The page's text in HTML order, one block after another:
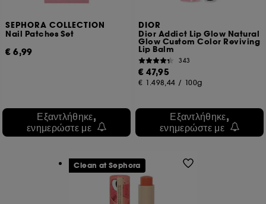
SEPHORA COLLECTION
Nail Patches Set
€ 6,99
Εξαντλήθηκε,
ενημερώστε με
DIOR
Dior Addict Lip Glow Natural
Glow Custom Color Reviving
Lip Balm
343
€ 47,95
€ 1.498,44 / 100g
Εξαντλήθηκε,
ενημερώστε με
Clean at Sephora
κοινωνικών δικτύων, με βάση τις σελίδες που έχετε δει,
το ιστορικό περιήγησής σας και το ιστορικό
Στατιστικά cookies μέτρησης κοινού :
μας επιτρέπουν
να καταρτίζουμε στατιστικά στοιχεία για τον αριθμό των
επισκεπτών στον ιστότοπό μας και τις συνήθειες
απόδοσή του.
Cookies για την εξασφάλιση online πληρωμών :μας
Εκτός από τα τεχνικά cookies, η εφαρμογή των
υπόλοιπων ιχνηλατών απαιτεί τη συγκατάθεσή σας.